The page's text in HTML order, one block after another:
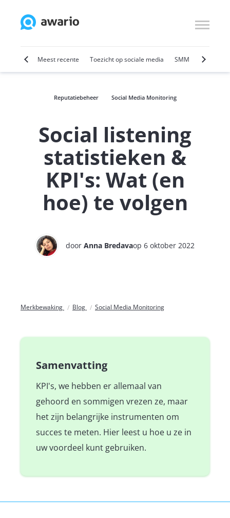
Meest recente Toezicht op sociale media SMM Sociale
Reputatiebeheer Social Media Monitoring
Social listening
statistieken &
KPI's: Wat (en
hoe) te volgen
door Anna Bredavaop 6 oktober 2022
Merkbewaking Blog Social Media Monitoring
Samenvatting
KPI's, we hebben er allemaal van
gehoord en sommigen vrezen ze, maar
het zijn belangrijke instrumenten om
succes te meten. Hier leest u hoe u ze in
uw voordeel kunt gebruiken.